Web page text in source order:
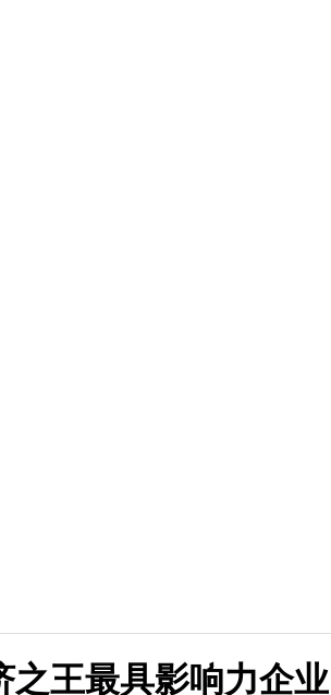
王最具影响力企业